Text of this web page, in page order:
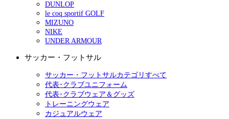
DUNLOP
le coq sportif GOLF
MIZUNO
NIKE
UNDER ARMOUR
サッカー・フットサル
サッカー・フットサルカテゴリすべて
代表･クラブユニフォーム
代表･クラブウェア＆グッズ
トレーニングウェア
カジュアルウェア